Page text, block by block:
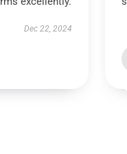
Dec 22, 2024